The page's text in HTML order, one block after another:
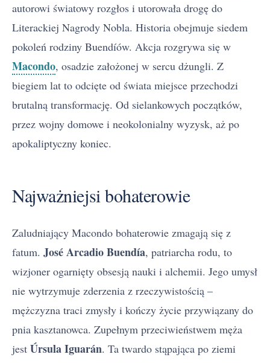
autorowi światowy rozgłos i utorowała drogę do
Literackiej Nagrody Nobla. Historia obejmuje siedem
pokoleń rodziny Buendíów. Akcja rozgrywa się w
Macondo, osadzie założonej w sercu dżungli. Z
biegiem lat to odcięte od świata miejsce przechodzi
brutalną transformację. Od sielankowych początków,
przez wojny domowe i neokolonialny wyzysk, aż po
apokaliptyczny koniec.
Najważniejsi bohaterowie
Zaludniający Macondo bohaterowie zmagają się z
fatum. José Arcadio Buendía, patriarcha rodu, to
wizjoner ogarnięty obsesją nauki i alchemii. Jego umysł
nie wytrzymuje zderzenia z rzeczywistością –
mężczyzna traci zmysły i kończy życie przywiązany do
pnia kasztanowca. Zupełnym przeciwieństwem męża
jest Úrsula Iguarán. Ta twardo stąpająca po ziemi